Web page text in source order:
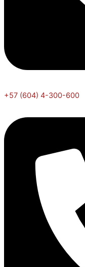
+57 (604) 4-300-600